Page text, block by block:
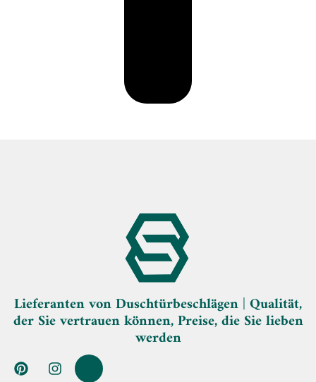
Lieferanten von Duschtürbeschlägen | Qualität,
der Sie vertrauen können, Preise, die Sie lieben
werden